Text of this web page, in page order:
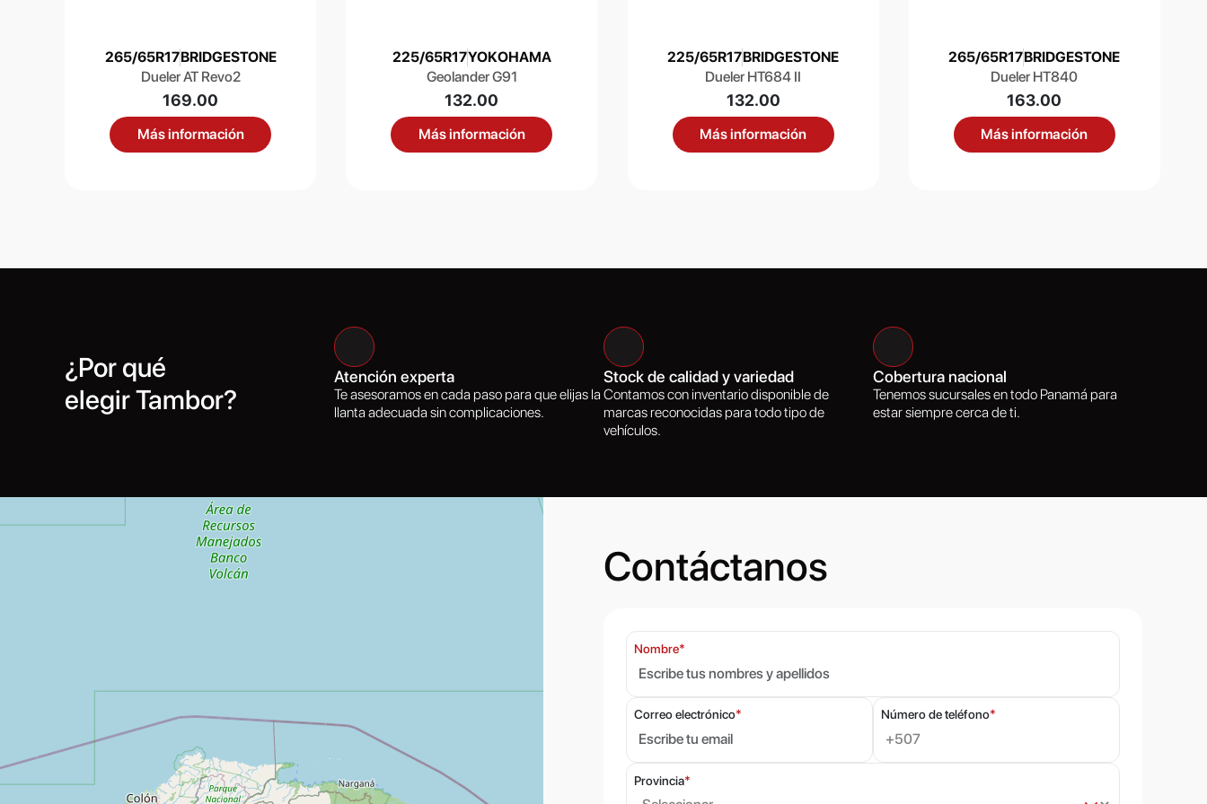
265/65R17BRIDGESTONE
Dueler AT Revo2
169.00
Más información
225/65R17YOKOHAMA
Geolander G91
132.00
Más información
225/65R17BRIDGESTONE
Dueler HT684 II
132.00
Más información
265/65R17BRIDGESTONE
Dueler HT840
163.00
Más información
¿Por qué
elegir Tambor?
Atención experta
Te asesoramos en cada paso para que elijas la
llanta adecuada sin complicaciones.
Stock de calidad y variedad
Contamos con inventario disponible de
marcas reconocidas para todo tipo de
vehículos.
Cobertura nacional
Tenemos sucursales en todo Panamá para
estar siempre cerca de ti.
Contáctanos
Nombre*
Correo electrónico* Número de teléfono*
Provincia*